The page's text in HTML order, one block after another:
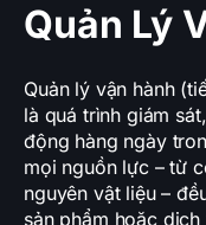
Quản Lý
Quản lý vận hành
là quá trình giám
động hàng ngày
mọi nguồn lực – từ
nguyên vật liệu –
sản phẩm hoặc